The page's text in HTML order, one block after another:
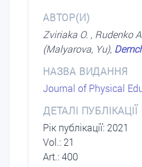
АВТОР(И)
Zviriaka O. , Rudenko
(Malyarova, Yu),
НАЗВА ВИДАННЯ
Journal of Physical
ДЕТАЛІ ПУБЛІКАЦІЇ
Рік публікації: 2021
Vol.: 21
Art.: 400